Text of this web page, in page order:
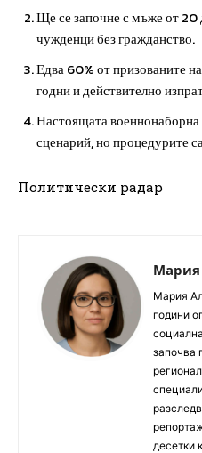
Ще се започне с мъже от 20
чужденци без гражданство.
Едва 60% от призованите
годни и действително
Настоящата
сценарий, но процедурите
Политически радар
Мария
Мария
години
започва
десетки